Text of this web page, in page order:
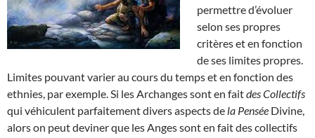
permettre d’évoluer
selon ses propres
critères et en fonction
de ses limites propres.
Limites pouvant varier au cours du temps et en fonction des
ethnies, par exemple. Si les Archanges sont en faitdes Collectifs
qui véhiculent parfaitement divers aspects de la Pensée Divine,
alors on peut deviner que les Anges sont en fait des collectifs